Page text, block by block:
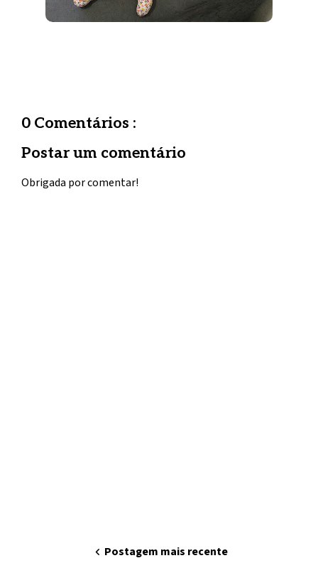
0 Comentários :
Postar um comentário
Obrigada por comentar!
chevron_left Postagem mais recente